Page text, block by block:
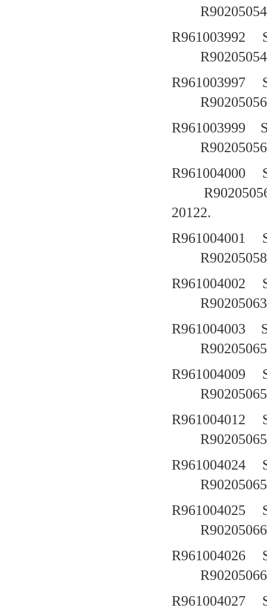
R961003992
R961003997
R961003999
R961004000
20122.
R961004001
R961004002
R961004003
R961004009
R961004012
R961004024
R961004025
R961004026
R961004027